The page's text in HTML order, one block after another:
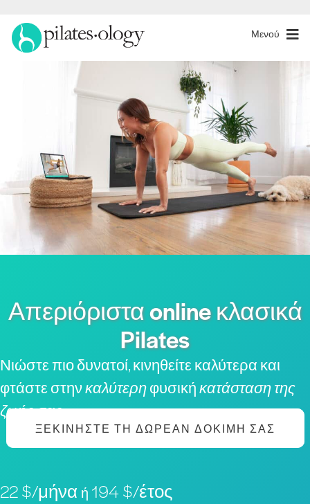
Μενού
Απεριόριστα online κλασικά
Pilates
Νιώστε πιο δυνατοί, κινηθείτε καλύτερα και
φτάστε στηνκαλύτερηφυσικήκατάσταση της
ζωής σας
ΞΕΚΙΝΉΣΤΕ ΤΗ ΔΩΡΕΆΝ ΔΟΚΙΜΉ ΣΑΣ
22 $/μήνα ή 194 $/έτος